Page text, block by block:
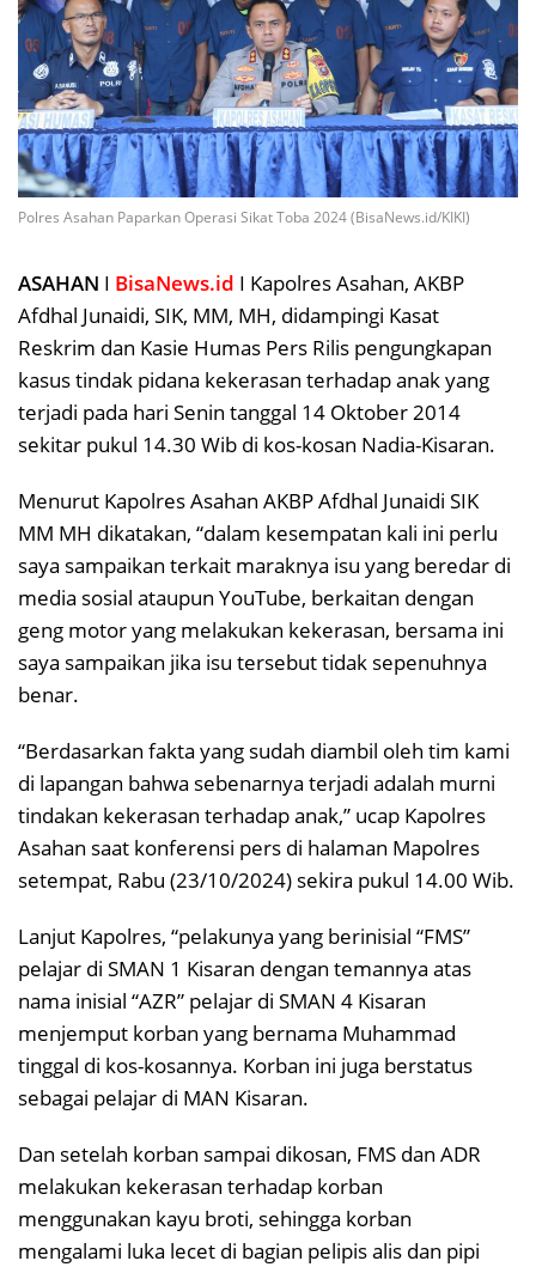
Polres Asahan Paparkan Operasi Sikat Toba 2024 (BisaNews.id/KIKI)
ASAHAN I BisaNews.id I Kapolres Asahan, AKBP
Afdhal Junaidi, SIK, MM, MH, didampingi Kasat
Reskrim dan Kasie Humas Pers Rilis pengungkapan
kasus tindak pidana kekerasan terhadap anak yang
terjadi pada hari Senin tanggal 14 Oktober 2014
sekitar pukul 14.30 Wib di kos-kosan Nadia-Kisaran.
Menurut Kapolres Asahan AKBP Afdhal Junaidi SIK
MM MH dikatakan, “dalam kesempatan kali ini perlu
saya sampaikan terkait maraknya isu yang beredar di
media sosial ataupun YouTube, berkaitan dengan
geng motor yang melakukan kekerasan, bersama ini
saya sampaikan jika isu tersebut tidak sepenuhnya
benar.
“Berdasarkan fakta yang sudah diambil oleh tim kami
di lapangan bahwa sebenarnya terjadi adalah murni
tindakan kekerasan terhadap anak,” ucap Kapolres
Asahan saat konferensi pers di halaman Mapolres
setempat, Rabu (23/10/2024) sekira pukul 14.00 Wib.
Lanjut Kapolres, “pelakunya yang berinisial “FMS”
pelajar di SMAN 1 Kisaran dengan temannya atas
nama inisial “AZR” pelajar di SMAN 4 Kisaran
menjemput korban yang bernama Muhammad
tinggal di kos-kosannya. Korban ini juga berstatus
sebagai pelajar di MAN Kisaran.
Dan setelah korban sampai dikosan, FMS dan ADR
melakukan kekerasan terhadap korban
menggunakan kayu broti, sehingga korban
mengalami luka lecet di bagian pelipis alis dan pipi